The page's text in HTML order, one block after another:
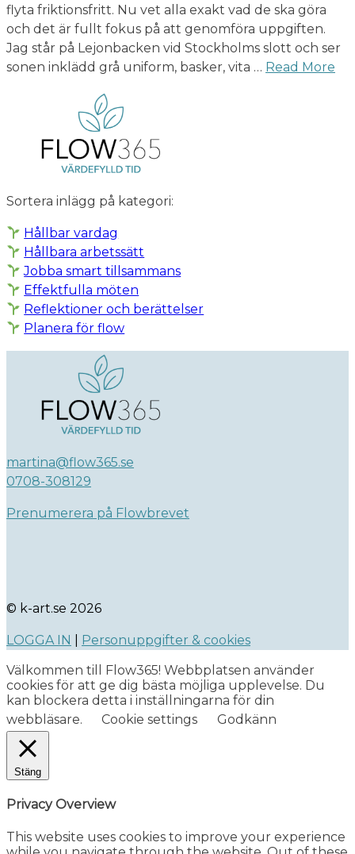
flyta friktionsfritt. Nu vet alla exakt vad de ska göra
och det är fullt fokus på att genomföra uppgiften.
Jag står på Lejonbacken vid Stockholms slott och ser
sonen inklädd grå uniform, basker, vita … Read More
Sortera inlägg på kategori:
Hållbar vardag
Hållbara arbetssätt
Jobba smart tillsammans
Effektfulla möten
Reflektioner och berättelser
Planera för flow
martina@flow365.se
0708-308129
Prenumerera på Flowbrevet
© k-art.se 2026
LOGGA IN
Personuppgifter & cookies
Välkommen till Flow365! Webbplatsen använder
cookies för att ge dig bästa möjliga upplevelse. Du
kan blockera detta i inställningarna för din
webbläsare.
Cookie settings Godkänn
Stäng
Privacy Overview
This website uses cookies to improve your experience